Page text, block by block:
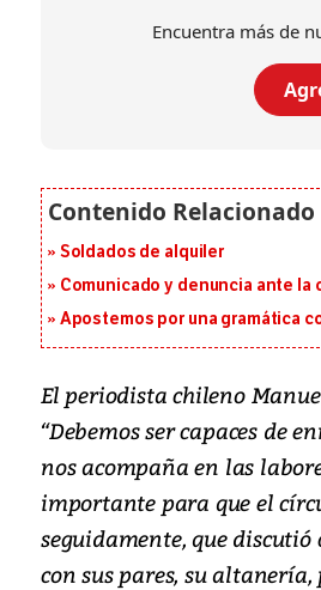
Encuentra más de
Soldados de alquiler
Comunicado y denuncia ante la
Apostemos por una gramática
El periodista chileno
“Debemos ser capaces de
nos acompaña en las
importante para que el
seguidamente, que
con sus pares, su